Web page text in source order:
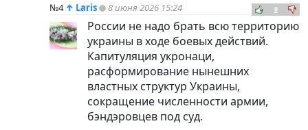
№4 ↑ Laris 8 июня 2026 15:24 0
России не надо брать всю территорию
украины в ходе боевых действий.
Капитуляция укронаци,
расформирование нынешних
властных структур Украины,
сокращение численности армии,
бэндэровцев под суд.